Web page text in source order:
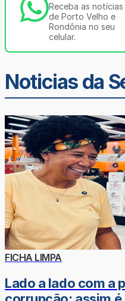
Receba as notícias
de Porto Velho e
Rondônia no seu
celular.
Noticias da
FICHA LIMPA
Lado a lado com a